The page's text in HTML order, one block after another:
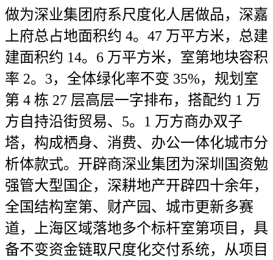
做为深业集团府系尺度化人居做品，深嘉
上府总占地面积约 4。47 万平方米，总建
建面积约 14。6 万平方米，室第地块容积
率 2。3，全体绿化率不变 35%，规划室
第 4 栋 27 层高层一字排布，搭配约 1 万
方自持沿街贸易、5。1 万方商办双子
塔，构成栖身、消费、办公一体化城市分
析体款式。开辟商深业集团为深圳国资勉
强管大型国企，深耕地产开辟四十余年，
全国结构室第、财产园、城市更新多赛
道，上海区域落地多个标杆室第项目，具
备不变资金链取尺度化交付系统，从项目